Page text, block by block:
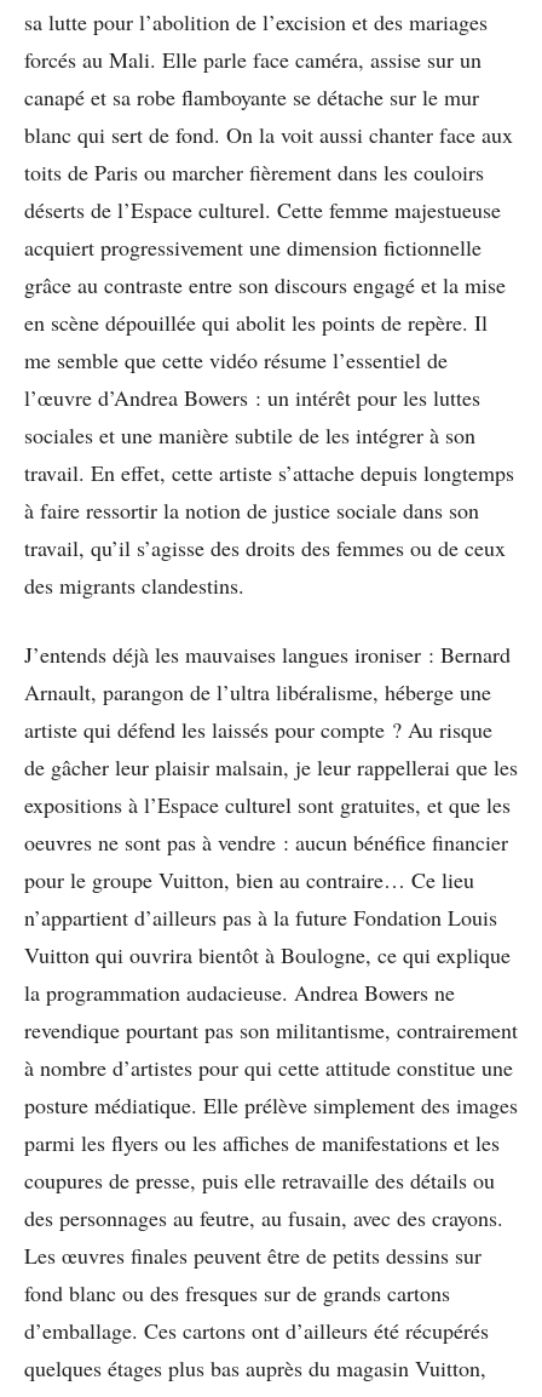
sa lutte pour l’abolition de l’excision et des mariages
forcés au Mali. Elle parle face caméra, assise sur un
canapé et sa robe flamboyante se détache sur le mur
blanc qui sert de fond. On la voit aussi chanter face aux
toits de Paris ou marcher fièrement dans les couloirs
déserts de l’Espace culturel. Cette femme majestueuse
acquiert progressivement une dimension fictionnelle
grâce au contraste entre son discours engagé et la mise
en scène dépouillée qui abolit les points de repère. Il
me semble que cette vidéo résume l’essentiel de
l’œuvre d’Andrea Bowers : un intérêt pour les luttes
sociales et une manière subtile de les intégrer à son
travail. En effet, cette artiste s’attache depuis longtemps
à faire ressortir la notion de justice sociale dans son
travail, qu’il s’agisse des droits des femmes ou de ceux
des migrants clandestins.
J’entends déjà les mauvaises langues ironiser : Bernard
Arnault, parangon de l’ultra libéralisme, héberge une
artiste qui défend les laissés pour compte ? Au risque
de gâcher leur plaisir malsain, je leur rappellerai que les
expositions à l’Espace culturel sont gratuites, et que les
oeuvres ne sont pas à vendre : aucun bénéfice financier
pour le groupe Vuitton, bien au contraire… Ce lieu
n’appartient d’ailleurs pas à la future Fondation Louis
Vuitton qui ouvrira bientôt à Boulogne, ce qui explique
la programmation audacieuse. Andrea Bowers ne
revendique pourtant pas son militantisme, contrairement
à nombre d’artistes pour qui cette attitude constitue une
posture médiatique. Elle prélève simplement des images
parmi les flyers ou les affiches de manifestations et les
coupures de presse, puis elle retravaille des détails ou
des personnages au feutre, au fusain, avec des crayons.
Les œuvres finales peuvent être de petits dessins sur
fond blanc ou des fresques sur de grands cartons
d’emballage. Ces cartons ont d’ailleurs été récupérés
quelques étages plus bas auprès du magasin Vuitton,